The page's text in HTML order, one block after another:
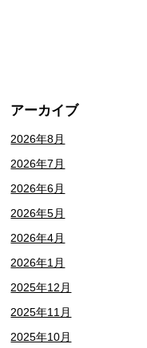
アーカイブ
2026年8月
2026年7月
2026年6月
2026年5月
2026年4月
2026年1月
2025年12月
2025年11月
2025年10月